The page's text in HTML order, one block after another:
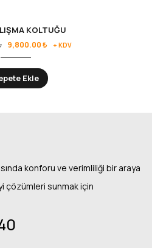
KOLTUĞU
Orijinal
fiyat:
11,800.00 ₺.
9,800.00₺ Şu
+ KDV
Ekle
konforu ve verimliliği bir araya
çözümleri sunmak için